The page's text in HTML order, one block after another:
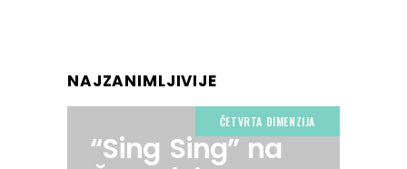
NAJZANIMLJIVIJE
ČETVRTA DIMENZIJA
“Sing Sing” na